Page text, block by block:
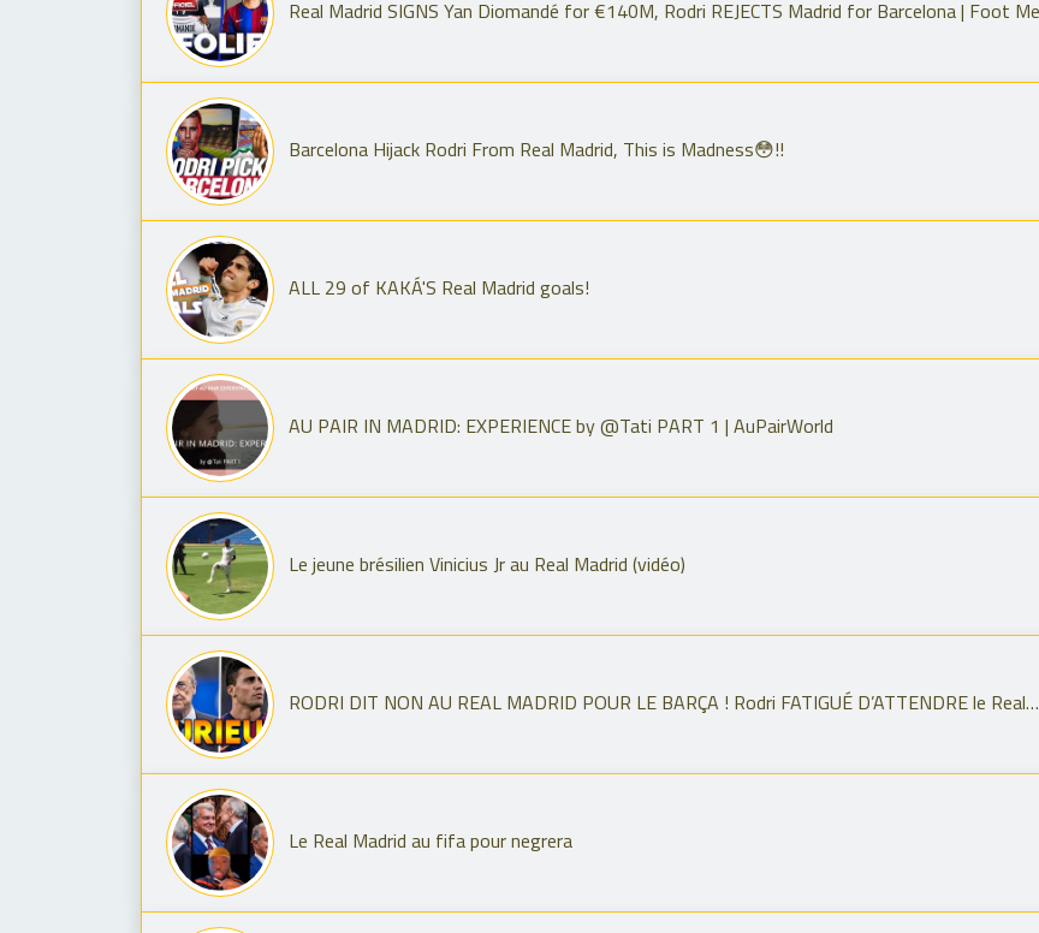
Real Madrid SIGNS Yan Diomandé for €140M, Rodri REJECTS Madrid for Barcelona | Foot
Barcelona Hijack Rodri From Real Madrid, This is Madness😳!!
ALL 29 of KAKÁ'S Real Madrid goals!
AU PAIR IN MADRID: EXPERIENCE by @Tati PART 1 | AuPairWorld
Le jeune brésilien Vinicius Jr au Real Madrid (vidéo)
RODRI DIT NON AU REAL MADRID POUR LE BARÇA ! Rodri FATIGUÉ D’ATTENDRE le
Le Real Madrid au fifa pour negrera